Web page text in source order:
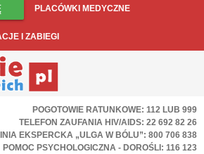
PLACÓWKI MEDYCZNE
I ZABIEGI
POGOTOWIE RATUNKOWE: 112 LUB 999
TELEFON ZAUFANIA HIV/AIDS: 22 692 82 26
EKSPERCKA „ULGA W BÓLU”: 800 706 838
POMOC PSYCHOLOGICZNA - DOROŚLI: 116 123